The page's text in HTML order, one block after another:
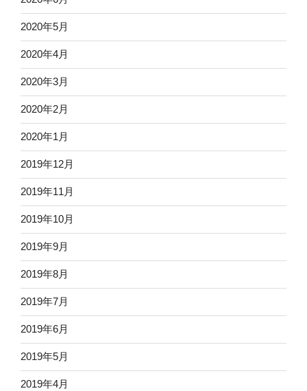
2020年5月
2020年4月
2020年3月
2020年2月
2020年1月
2019年12月
2019年11月
2019年10月
2019年9月
2019年8月
2019年7月
2019年6月
2019年5月
2019年4月